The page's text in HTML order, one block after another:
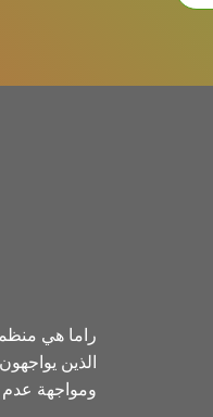
راما هي
الذين
ومواجهة عدم